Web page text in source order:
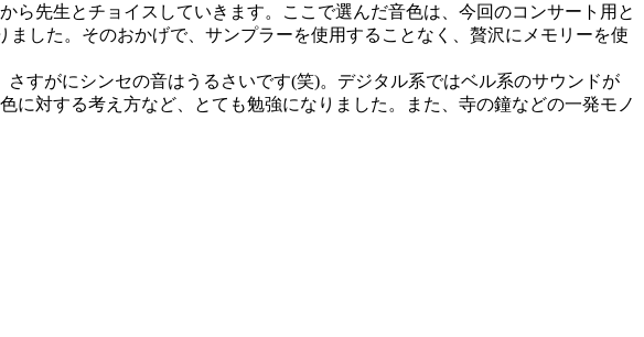
先生とチョイスしていきます。ここで選んだ音色は、今回のコンサート用と
した。そのおかげで、サンプラーを使用することなく、贅沢にメモリーを使
すがにシンセの音はうるさいです(笑)。デジタル系ではベル系のサウンドが
対する考え方など、とても勉強になりました。また、寺の鐘などの一発モノ